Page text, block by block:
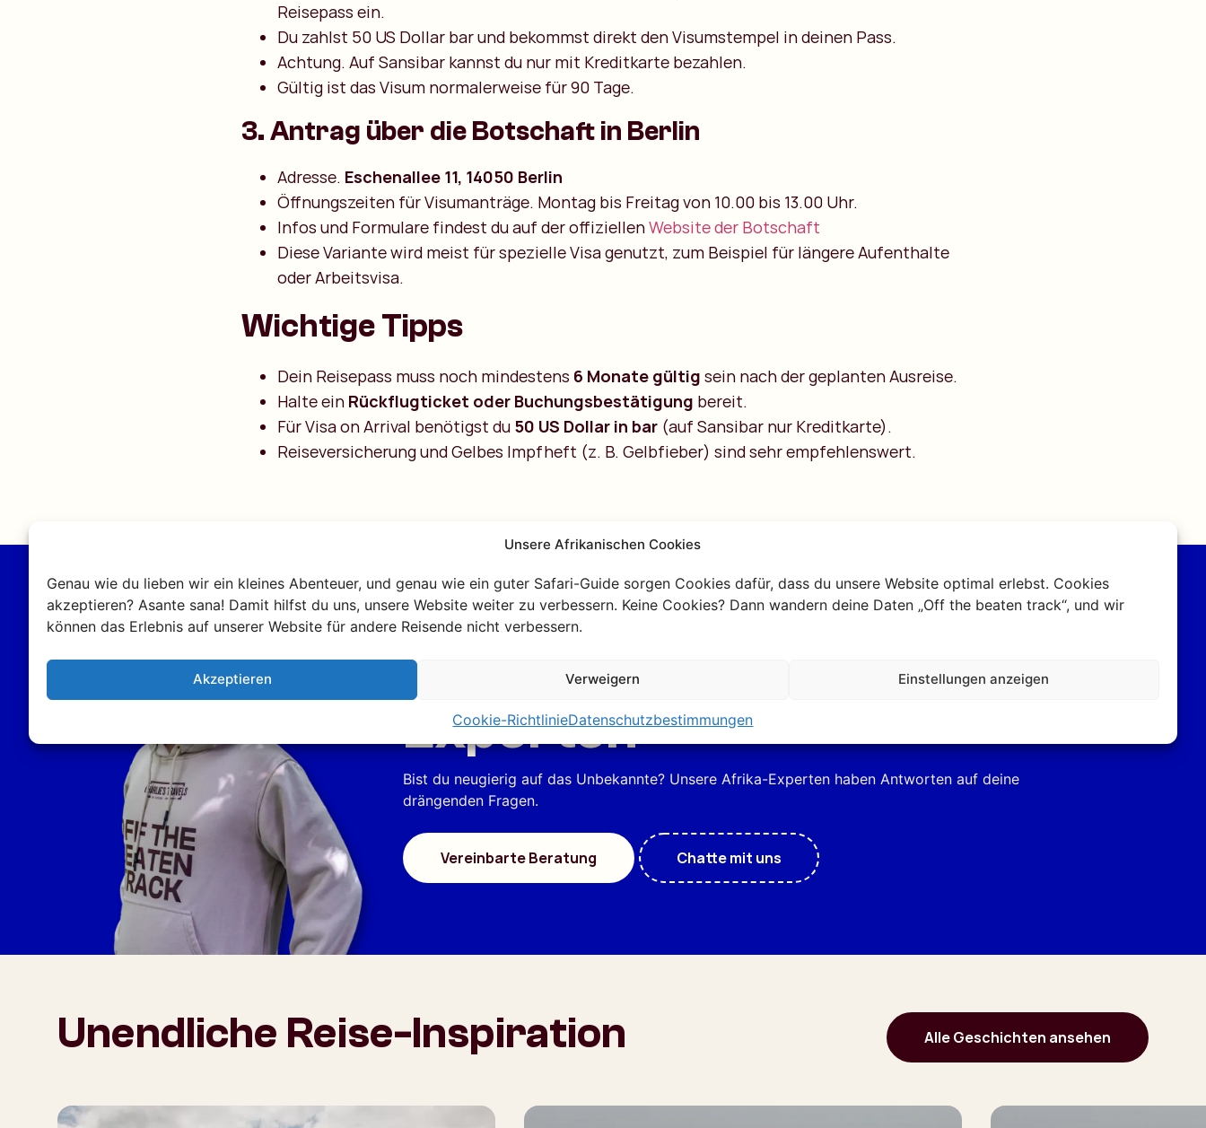
Unsere Afrikanischen Cookies
Genau wie du lieben wir ein kleines Abenteuer, und genau wie ein guter Safari-Guide sorgen Cookies dafür, dass du unsere Website optimal erlebst. Cookies
akzeptieren? Asante sana! Damit hilfst du uns, unsere Website weiter zu verbessern. Keine Cookies? Dann wandern deine Daten „Off the beaten track“, und wir
können das Erlebnis auf unserer Website für andere Reisende nicht verbessern.
Akzeptieren Verweigern Einstellungen anzeigen
Cookie-RichtlinieDatenschutzbestimmungen
Reisepass ein.
Du zahlst 50 US Dollar bar und bekommst direkt den Visumstempel in deinen Pass.
Achtung. Auf Sansibar kannst du nur mit Kreditkarte bezahlen.
Gültig ist das Visum normalerweise für 90 Tage.
3. Antrag über die Botschaft in Berlin
Adresse. Eschenallee 11, 14050 Berlin
Öffnungszeiten für Visumanträge. Montag bis Freitag von 10.00 bis 13.00 Uhr.
Infos und Formulare findest du auf der offiziellenWebsite der Botschaft
Diese Variante wird meist für spezielle Visa genutzt, zum Beispiel für längere Aufenthalte
oder Arbeitsvisa.
Wichtige Tipps
Dein Reisepass muss noch mindestens 6 Monate gültig sein nach der geplanten Ausreise.
Halte ein Rückflugticket oder Buchungsbestätigung bereit.
Für Visa on Arrival benötigst du 50 US Dollar in bar(auf Sansibar nur Kreditkarte).
Reiseversicherung und Gelbes Impfheft (z. B. Gelbfieber) sind sehr empfehlenswert.
Brauchst du Reisetipps?
Frage unsere Afrika-
Experten
Bist du neugierig auf das Unbekannte? Unsere Afrika-Experten haben Antworten auf deine
drängenden Fragen.
Vereinbarte Beratung Chatte mit uns
Unendliche Reise-Inspiration Alle Geschichten ansehen